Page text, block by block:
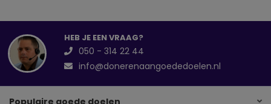
HEB JE EEN VRAAG?
050 - 314 22 44
info@donerenaangoededoelen.nl
Populaire goede doelen